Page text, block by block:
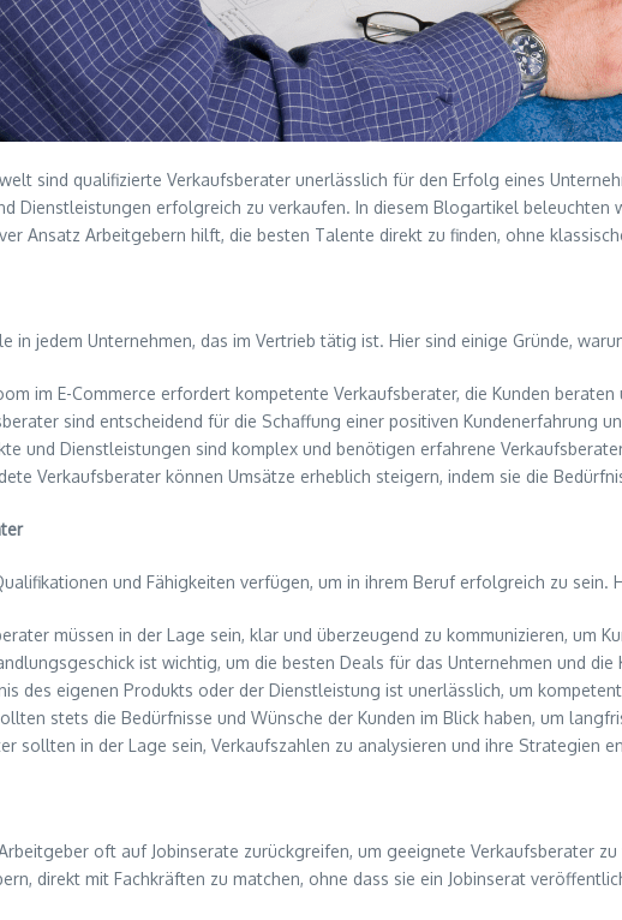
sind qualifizierte Verkaufsberater unerlässlich für den Erfolg eines
Dienstleistungen erfolgreich zu verkaufen. In diesem Blogartikel
Ansatz Arbeitgebern hilft, die besten Talente direkt zu finden, ohne
in jedem Unternehmen, das im Vertrieb tätig ist. Hier sind einige Gründe,
im E-Commerce erfordert kompetente Verkaufsberater, die Kunden
sind entscheidend für die Schaffung einer positiven Kundenerfahrung
und Dienstleistungen sind komplex und benötigen erfahrene
Verkaufsberater können Umsätze erheblich steigern, indem sie die
und Fähigkeiten verfügen, um in ihrem Beruf erfolgreich zu sein.
müssen in der Lage sein, klar und überzeugend zu kommunizieren, um
ist wichtig, um die besten Deals für das Unternehmen und die
des eigenen Produkts oder der Dienstleistung ist unerlässlich, um
stets die Bedürfnisse und Wünsche der Kunden im Blick haben, um
sollten in der Lage sein, Verkaufszahlen zu analysieren und ihre Strategien
oft auf Jobinserate zurückgreifen, um geeignete Verkaufsberater
direkt mit Fachkräften zu matchen, ohne dass sie ein Jobinserat